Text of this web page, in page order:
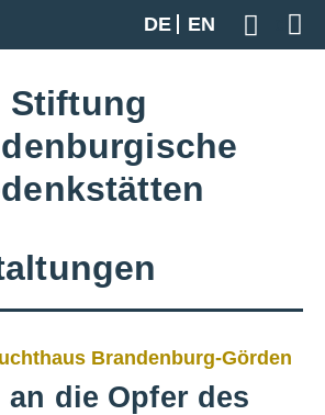
DE
EN
Geben
Zur Gesamtübersicht
Stiftung
Brandenburg-Görden
an die Opfer des